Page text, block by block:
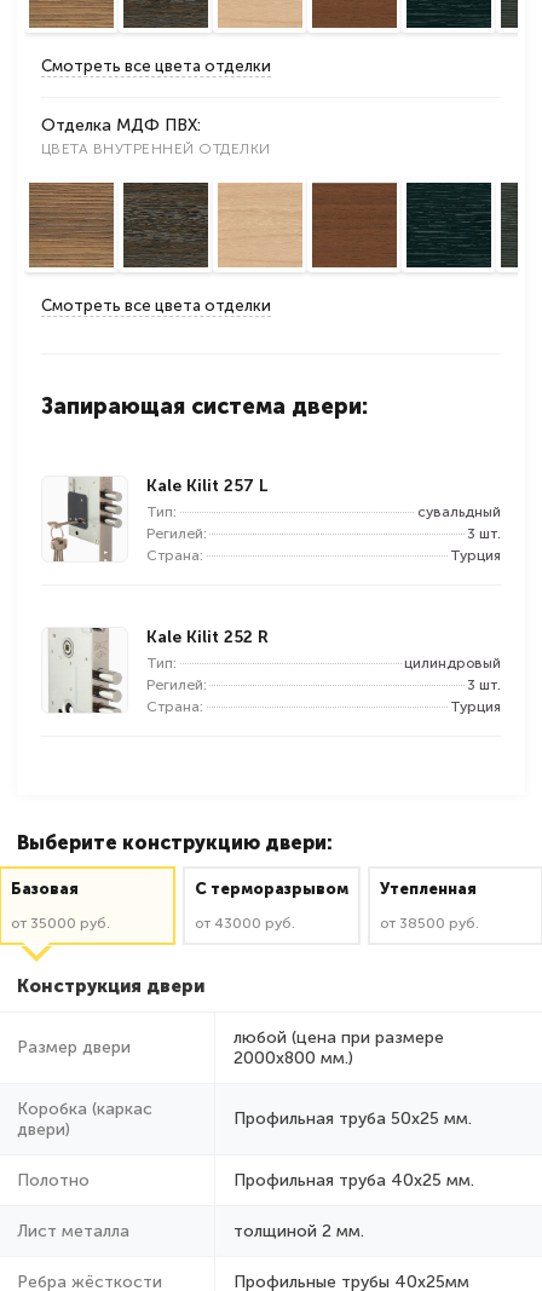
Смотреть все цвета отделки
Отделка МДФ ПВХ:
ЦВЕТА ВНУТРЕННЕЙ ОТДЕЛКИ
Смотреть все цвета отделки
Запирающая система двери:
Kale Kilit 257 L
Тип:
сувальдный
Регилей:
3 шт.
Страна:
Турция
Kale Kilit 252 R
Тип:
цилиндровый
Регилей:
3 шт.
Страна:
Турция
Выберите конструкцию двери:
Базовая
от 35000 руб.
C терморазрывом
от 43000 руб.
Утепленная
от 38500 руб.
Конструкция двери
Размер двери
любой (цена при размере
2000x800 мм.)
Коробка (каркас
двери)
Профильная труба 50х25 мм.
Полотно Профильная труба 40х25 мм.
Лист металла толщиной 2 мм.
Ребра жёсткости Профильные трубы 40х25мм